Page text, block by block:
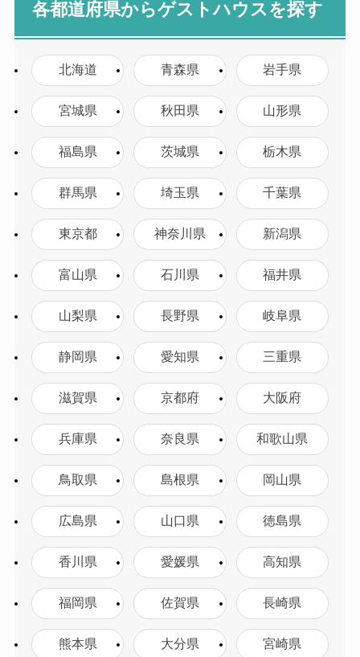
各都道府県からゲストハウスを探す
北海道 青森県 岩手県
宮城県 秋田県 山形県
福島県 茨城県 栃木県
群馬県 埼玉県 千葉県
東京都 神奈川県 新潟県
富山県 石川県 福井県
山梨県 長野県 岐阜県
静岡県 愛知県 三重県
滋賀県 京都府 大阪府
兵庫県 奈良県 和歌山県
鳥取県 島根県 岡山県
広島県 山口県 徳島県
香川県 愛媛県 高知県
福岡県 佐賀県 長崎県
熊本県 大分県 宮崎県